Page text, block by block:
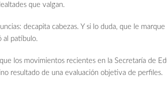
que valgan.
decapita cabezas. Y si lo duda, que le
al patíbulo.
que los movimientos recientes en la Secretaría de
resultado de una evaluación objetiva de perfiles.